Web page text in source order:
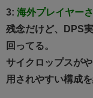
3: 海外プレイヤー
残念だけど、DPS
回ってる。
サイクロップスが
用されやすい構成